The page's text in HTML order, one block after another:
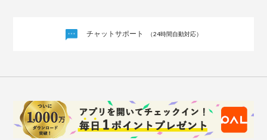
チャットサポート （24時間自動対応）